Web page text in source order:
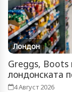
Лондон
Greggs, Boots
лондонската
4 Август 2026